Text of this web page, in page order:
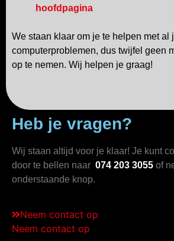
hoofdpagina
We staan klaar om je te helpen met al
computerproblemen, dus twijfel geen
op te nemen. Wij helpen je graag!
Heb je vragen?
Wij staan altijd voor je klaar! Je kunt
door te bellen naar 074 203 3055 of
onderstaande knop.
Neem contact op
Neem contact op